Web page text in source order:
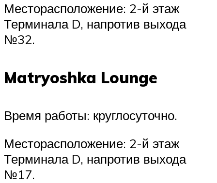
Месторасположение: 2-й этаж
Терминала D, напротив выхода
№32.
Matryoshka Lounge
Время работы: круглосуточно.
Месторасположение: 2-й этаж
Терминала D, напротив выхода
№17.